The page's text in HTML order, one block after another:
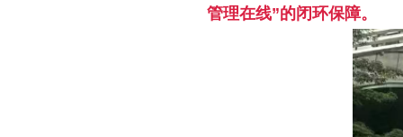
管理在线”的闭环保障。